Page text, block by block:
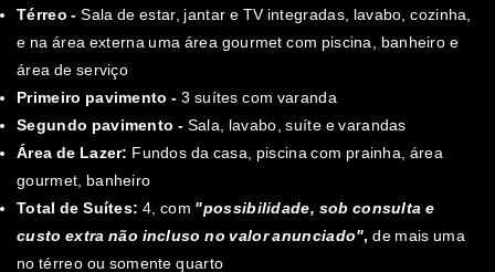
Térreo -Sala de estar, jantar e TV integradas, lavabo, cozinha,
e na área externa uma área gourmet com piscina, banheiro e
área de serviço
Primeiro pavimento - 3 suítes com varanda
Segundo pavimento - Sala, lavabo, suíte e varandas
Área de Lazer: Fundos da casa, piscina com prainha, área
gourmet, banheiro
Total de Suítes: 4, com "possibilidade, sob consulta e
custo extra não incluso no valor anunciado", de mais uma
no térreo ou somente quarto